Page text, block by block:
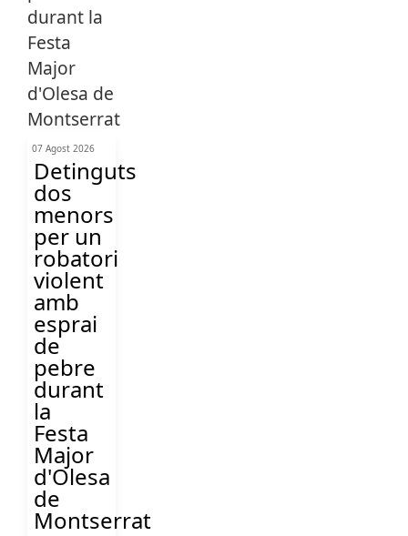
07 Agost 2026
Detinguts
dos
menors
per un
robatori
violent
amb
esprai
de
pebre
durant
la
Festa
Major
d'Olesa
de
Montserrat